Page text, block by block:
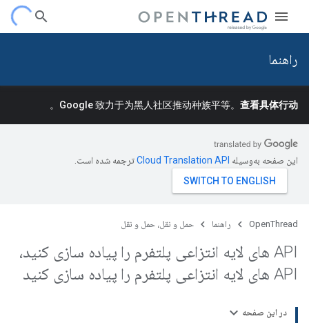
راهنما
Google 致力于为黑人社区推动种族平等。 查看具体行动
。
این صفحه به‌وسیله ترجمه شده است.
OpenThread راهنما حمل و نقل، حمل و نقل
API های لایه انتزاعی پلتفرم را پیاده سازی کنید،
API های لایه انتزاعی پلتفرم را پیاده سازی کنید
در این صفحه